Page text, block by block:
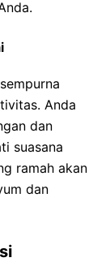
Anda
dan
suasana
ramah akan
dan